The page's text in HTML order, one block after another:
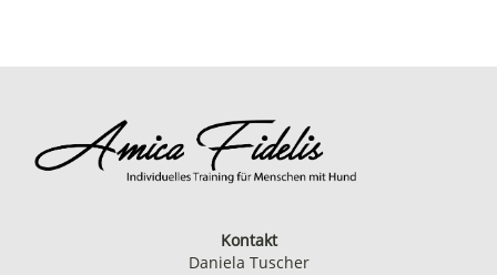
Kontakt
Daniela Tuscher